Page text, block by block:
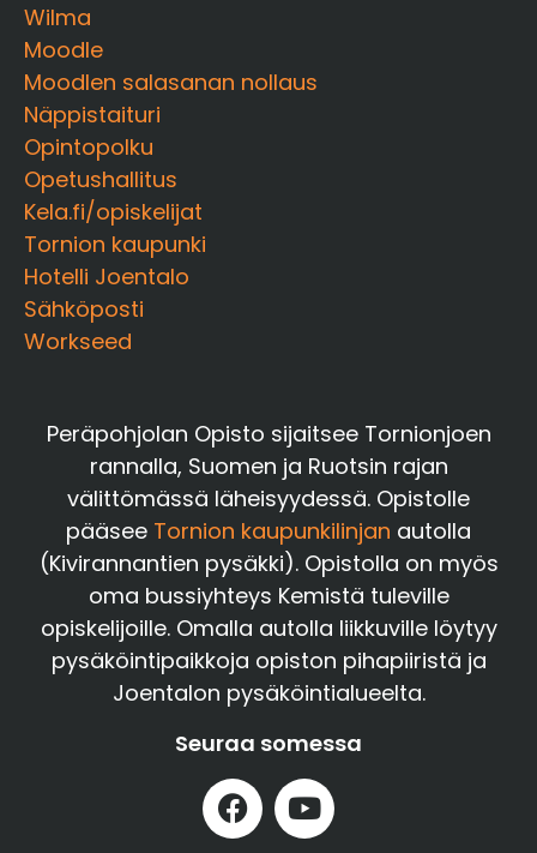
Wilma
Moodle
Moodlen salasanan nollaus
Näppistaituri
Opintopolku
Opetushallitus
Kela.fi/opiskelijat
Tornion kaupunki
Hotelli Joentalo
Sähköposti
Workseed
Peräpohjolan Opisto sijaitsee Tornionjoen
rannalla, Suomen ja Ruotsin rajan
välittömässä läheisyydessä. Opistolle
pääsee Tornion kaupunkilinjan autolla
(Kivirannantien pysäkki). Opistolla on myös
oma bussiyhteys Kemistä tuleville
opiskelijoille. Omalla autolla liikkuville löytyy
pysäköintipaikkoja opiston pihapiiristä ja
Joentalon pysäköintialueelta.
Seuraa somessa